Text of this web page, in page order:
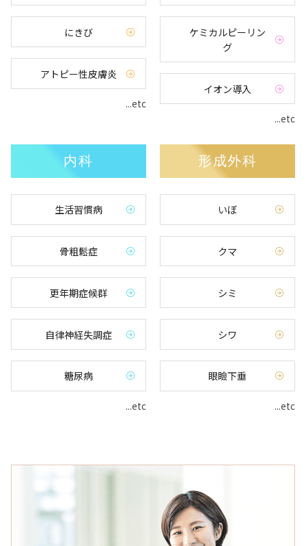
にきび
アトピー性皮膚炎
...etc
ケミカルピーリン
グ
イオン導入
...etc
内科
生活習慣病
骨粗鬆症
更年期症候群
自律神経失調症
糖尿病
...etc
形成外科
いぼ
クマ
シミ
シワ
眼瞼下垂
...etc